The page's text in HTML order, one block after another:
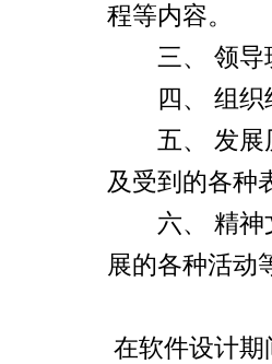
程等内容。
三、
领导
四、
组织
五、
发展
及受到的各种
六、
精神
展的各种活动
在软件设计